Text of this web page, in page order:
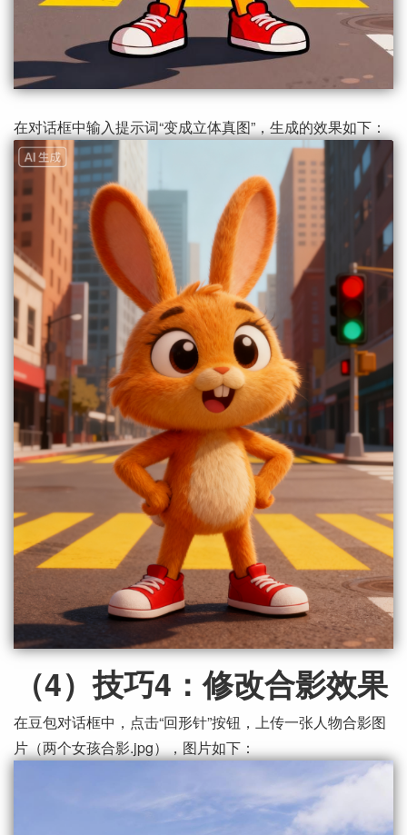
在对话框中输入提示词“变成立体真图”，生成的效果如下：
（4）技巧4：修改合影效果
在豆包对话框中，点击“回形针”按钮，上传一张人物合影图
片（两个女孩合影.jpg），图片如下：